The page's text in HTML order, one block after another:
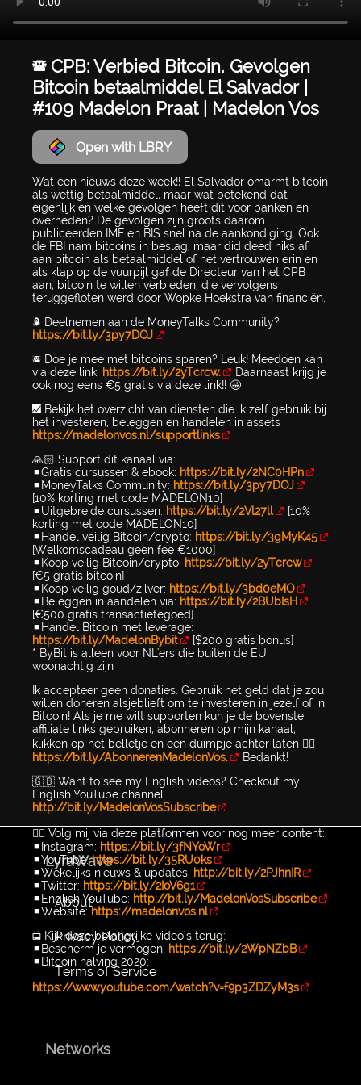
🚨 CPB: Verbied Bitcoin, Gevolgen
Bitcoin betaalmiddel El Salvador |
#109 Madelon Praat | Madelon Vos
Open with LBRY
Wat een nieuws deze week!! El Salvador omarmt bitcoin
als wettig betaalmiddel, maar wat betekend dat
eigenlijk en welke gevolgen heeft dit voor banken en
overheden? De gevolgen zijn groots daarom
publiceerden IMF en BIS snel na de aankondiging. Ook
de FBI nam bitcoins in beslag, maar did deed niks af
aan bitcoin als betaalmiddel of het vertrouwen erin en
als klap op de vuurpijl gaf de Directeur van het CPB
aan, bitcoin te willen verbieden, die vervolgens
teruggefloten werd door Wopke Hoekstra van financiën.
🚀 Deelnemen aan de MoneyTalks Community?
https://bit.ly/3py7DOJ
🚨 Doe je mee met bitcoins sparen? Leuk! Meedoen kan
via deze link: https://bit.ly/2yTcrcw.
Daarnaast krijg je
ook nog eens €5 gratis via deze link!! 🤩
📈 Bekijk het overzicht van diensten die ik zelf gebruik bij
het investeren, beleggen en handelen in assets
https://madelonvos.nl/supportlinks
🙏🏻 Support dit kanaal via:
▪️Gratis cursussen & ebook: https://bit.ly/2NC0HPn
▪️MoneyTalks Community: https://bit.ly/3py7DOJ
[10% korting met code MADELON10]
▪️Uitgebreide cursussen: https://bit.ly/2Vl27ll
[10%
korting met code MADELON10]
▪️Handel veilig Bitcoin/crypto: https://bit.ly/3gMyK45
[Welkomscadeau geen fee €1000]
▪️Koop veilig Bitcoin/crypto: https://bit.ly/2yTcrcw
[€5 gratis bitcoin]
▪️Koop veilig goud/zilver: https://bit.ly/3bd0eMO
▪️Beleggen in aandelen via: https://bit.ly/2BUbIsH
[€500 gratis transactietegoed]
▪️Handel Bitcoin met leverage:
https://bit.ly/MadelonBybit
[$200 gratis bonus]
* ByBit is alleen voor NL'ers die buiten de EU
woonachtig zijn
Ik accepteer geen donaties. Gebruik het geld dat je zou
willen doneren alsjeblieft om te investeren in jezelf of in
Bitcoin! Als je me wilt supporten kun je de bovenste
affiliate links gebruiken, abonneren op mijn kanaal,
klikken op het belletje en een duimpje achter laten 👉🏻
https://bit.ly/AbonnerenMadelonVos.
Bedankt!
🇬🇧 Want to see my English videos? Checkout my
English YouTube channel
http://bit.ly/MadelonVosSubscribe​
👉🏻 Volg mij via deze platformen voor nog meer content:
▪️Instagram: https://bit.ly/3fNYoWr
▪️YouTube:https://bit.ly/35RU0ks
▪️Wekelijks nieuws & updates: http://bit.ly/2PJhnIR
▪️Twitter: https://bit.ly/2IoV6g1
▪️English YouTube: http://bit.ly/MadelonVosSubscribe​
▪️Website: https://madelonvos.nl
📺 Kijk deze belangrijke video’s terug:
▪️Bescherm je vermogen: https://bit.ly/2WpNZbB
▪️Bitcoin halving 2020:
...
https://www.youtube.com/watch?v=f9p3ZDZyM3s
LyraWave
About
Privacy Policy
Terms of Service
Networks